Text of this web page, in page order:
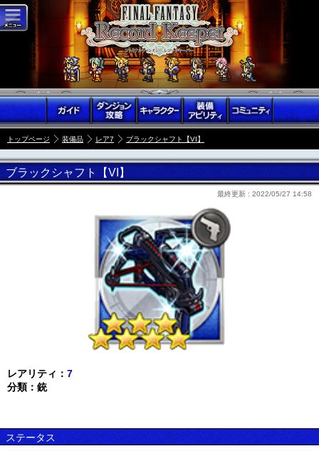
トップページ 装備品 レア7 ブラックシャフト【VI】
ブラックシャフト【VI】
最終更新 : 2022/05/27 14:58
レアリティ： 7
分類：銃
ステータス